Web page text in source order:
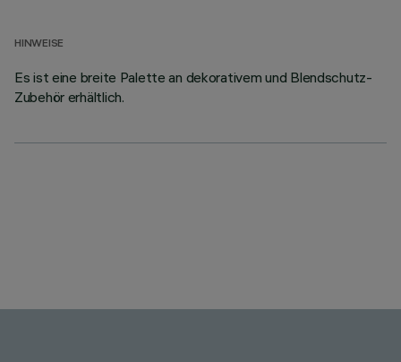
HINWEISE
Es ist eine breite Palette an dekorativem und Blendschutz-
Zubehör erhältlich.